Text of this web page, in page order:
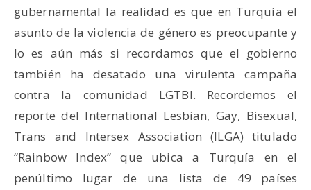
gubernamental la realidad es que en Turquía el
asunto de la violencia de género es preocupante y
lo es aún más si recordamos que el gobierno
también ha desatado una virulenta campaña
contra la comunidad LGTBI. Recordemos el
reporte del International Lesbian, Gay, Bisexual,
Trans and Intersex Association (ILGA) titulado
“Rainbow Index” que ubica a Turquía en el
penúltimo lugar de una lista de 49 países